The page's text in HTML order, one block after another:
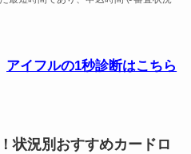
アイフルの1秒診断はこちら
状況別おすすめカードロ